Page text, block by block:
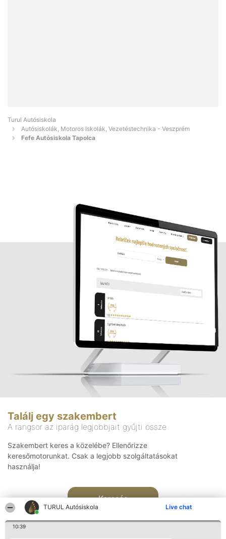
TURUL Autósiskola Live chat
10:39
Turul Autósiskola
Autósiskolák, Motoros Iskolák, Vezetéstechnika - Veszprém
Fefe Autósiskola Tapolca
Találj egy szakembert
A rangsor az iparág legjobbjait gyűjti össze
Szakembert keres a közelébe? Ellenőrizze
keresőmotorunkat. Csak a legjobb szolgáltatásokat
használja!
Keresés